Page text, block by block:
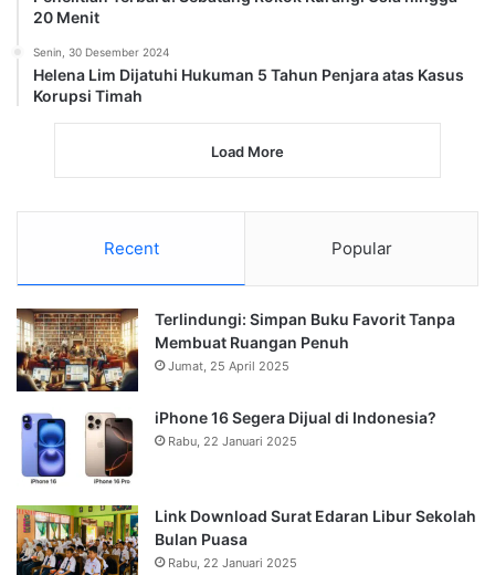
20 Menit
Senin, 30 Desember 2024
Helena Lim Dijatuhi Hukuman 5 Tahun Penjara atas Kasus
Korupsi Timah
Load More
Recent Popular
Terlindungi: Simpan Buku Favorit Tanpa
Membuat Ruangan Penuh
Jumat, 25 April 2025
iPhone 16 Segera Dijual di Indonesia?
Rabu, 22 Januari 2025
Link Download Surat Edaran Libur Sekolah
Bulan Puasa
Rabu, 22 Januari 2025